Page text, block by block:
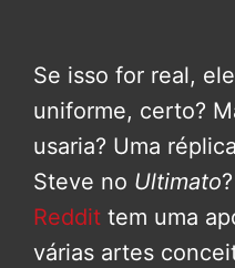
Se isso for real,
uniforme, certo?
usaria? Uma
Steve no Ultimato
Reddit tem uma
várias artes